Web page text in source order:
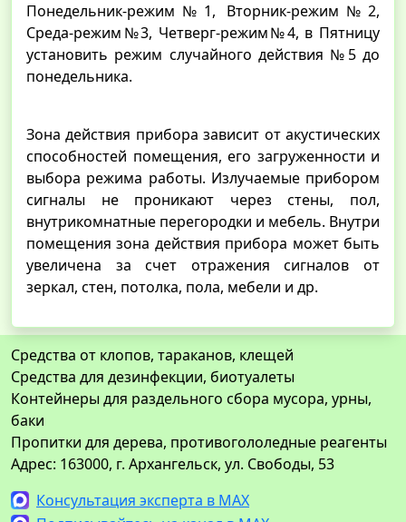
Понедельник-режим№1, Вторник-режим№2,
Среда-режим№3, Четверг-режим№4, в Пятницу
установить режим случайного действия №5 до
понедельника.
Зона действия прибора зависит от акустических
способностей помещения, его загруженности и
выбора режима работы. Излучаемые прибором
сигналы не проникают через стены, пол,
внутрикомнатные перегородки и мебель. Внутри
помещения зона действия прибора может быть
увеличена за счет отражения сигналов от
зеркал, стен, потолка, пола, мебели и др.
Средства от клопов, тараканов, клещей
Средства для дезинфекции, биотуалеты
Контейнеры для раздельного сбора мусора, урны,
баки
Пропитки для дерева, противогололедные реагенты
Адрес: 163000, г. Архангельск, ул. Свободы, 53
Консультация эксперта в MAX